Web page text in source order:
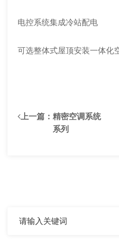
电控系统集成冷站配电
可选整体式屋顶安装一体化
上一篇： 精密空调系统
系列